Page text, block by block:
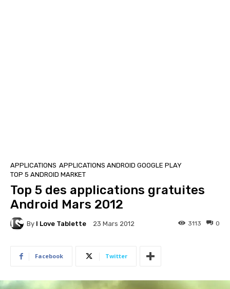
APPLICATIONS APPLICATIONS ANDROID GOOGLE PLAY
TOP 5 ANDROID MARKET
Top 5 des applications gratuites
Android Mars 2012
By I Love Tablette 23 Mars 2012 0
3113
Facebook Twitter